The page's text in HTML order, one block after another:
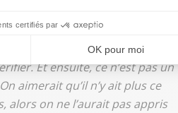
l’indécence et qu’on estime
si cela excuse tout. J’ai
Et ensuite, ce n’est pas un
aimerait qu’il n’y ait plus ce
alors on ne l’aurait pas appris